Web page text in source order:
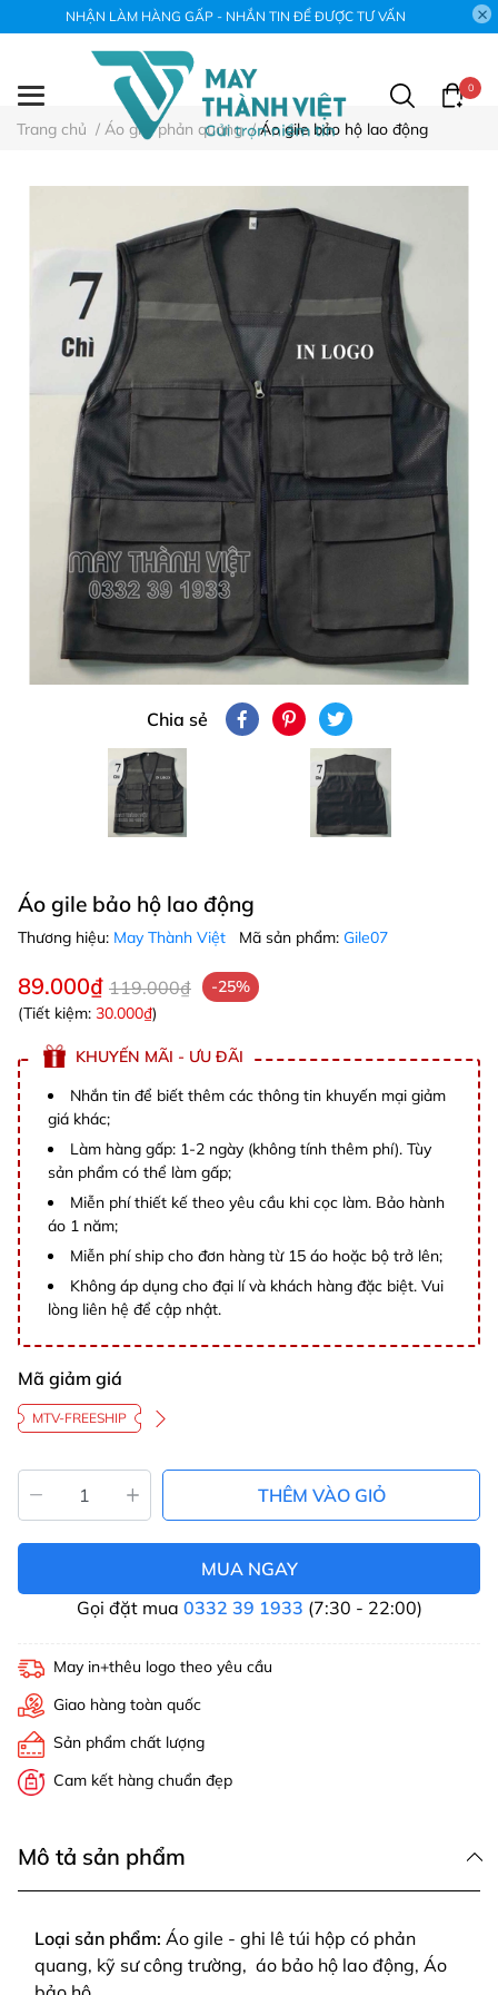
NHẬN LÀM HÀNG GẤP - NHẮN TIN ĐỂ ĐƯỢC TƯ VẤN
0
Trang chủ / Áo gile phản quang /Áo gile bảo hộ lao động
Chia sẻ
Áo gile bảo hộ lao động
Thương hiệu: May Thành Việt Mã sản phẩm: Gile07
89.000₫ 119.000₫
-25%
(Tiết kiệm: 30.000₫)
KHUYẾN MÃI - ƯU ĐÃI
Nhắn tin để biết thêm các thông tin khuyến mại giảm
giá khác;
Làm hàng gấp: 1-2 ngày (không tính thêm phí). Tùy
sản phẩm có thể làm gấp;
Miễn phí thiết kế theo yêu cầu khi cọc làm. Bảo hành
áo 1 năm;
Miễn phí ship cho đơn hàng từ 15 áo hoặc bộ trở lên;
Không áp dụng cho đại lí và khách hàng đặc biệt. Vui
lòng liên hệ để cập nhật.
Mã giảm giá
MTV-FREESHIP
THÊM VÀO GIỎ
MUA NGAY
Gọi đặt mua 0332 39 1933 (7:30 - 22:00)
May in+thêu logo theo yêu cầu
Giao hàng toàn quốc
Sản phẩm chất lượng
Cam kết hàng chuẩn đẹp
Mô tả sản phẩm
Loại sản phẩm: Áo gile - ghi lê túi hộp có phản
quang, kỹ sư công trường, áo bảo hộ lao động, Áo